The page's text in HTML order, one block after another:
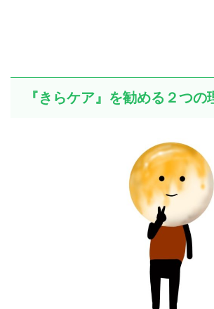
『きらケア』を勧める２つの